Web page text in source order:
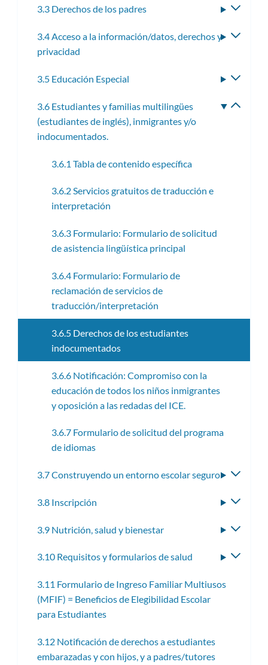
3.3 Derechos de los padres
3.4 Acceso a la información/datos, derechos y
privacidad
3.5 Educación Especial
3.6 Estudiantes y familias multilingües
(estudiantes de inglés), inmigrantes y/o
indocumentados.
3.6.1 Tabla de contenido específica
3.6.2 Servicios gratuitos de traducción e
interpretación
3.6.3 Formulario: Formulario de solicitud
de asistencia lingüística principal
3.6.4 Formulario: Formulario de
reclamación de servicios de
traducción/interpretación
3.6.5 Derechos de los estudiantes
indocumentados
3.6.6 Notificación: Compromiso con la
educación de todos los niños inmigrantes
y oposición a las redadas del ICE.
3.6.7 Formulario de solicitud del programa
de idiomas
3.7 Construyendo un entorno escolar seguro
3.8 Inscripción
3.9 Nutrición, salud y bienestar
3.10 Requisitos y formularios de salud
3.11 Formulario de Ingreso Familiar Multiusos
(MFIF) = Beneficios de Elegibilidad Escolar
para Estudiantes
3.12 Notificación de derechos a estudiantes
embarazadas y con hijos, y a padres/tutores